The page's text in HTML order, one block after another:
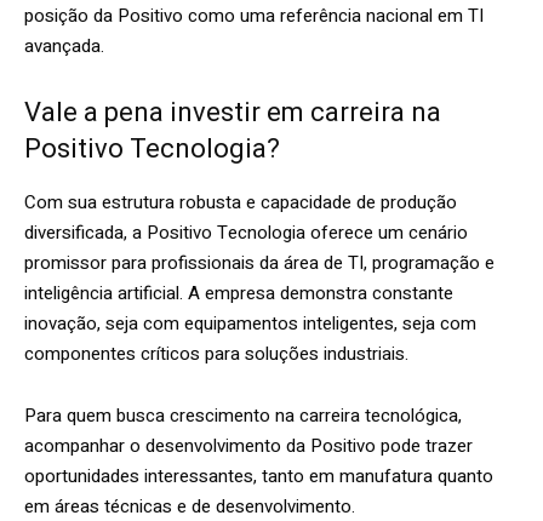
posição da Positivo como uma referência nacional em TI
avançada.
Vale a pena investir em carreira na
Positivo Tecnologia?
Com sua estrutura robusta e capacidade de produção
diversificada, a Positivo Tecnologia oferece um cenário
promissor para profissionais da área de TI, programação e
inteligência artificial. A empresa demonstra constante
inovação, seja com equipamentos inteligentes, seja com
componentes críticos para soluções industriais.
Para quem busca crescimento na carreira tecnológica,
acompanhar o desenvolvimento da Positivo pode trazer
oportunidades interessantes, tanto em manufatura quanto
em áreas técnicas e de desenvolvimento.